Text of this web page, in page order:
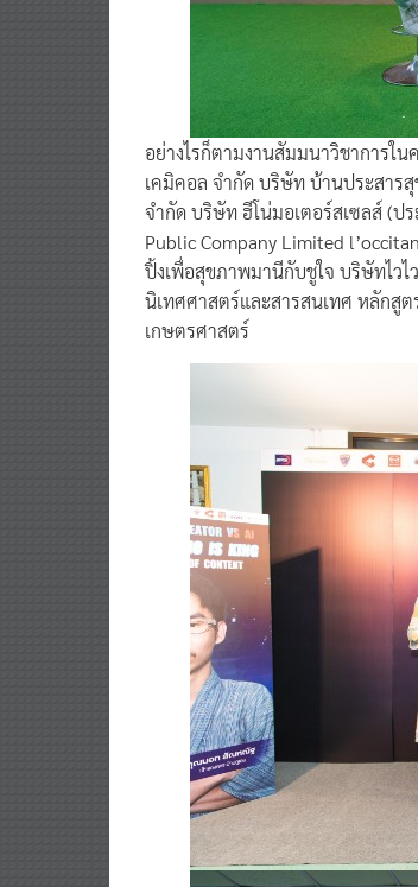
อย่างไรก็ตามงานสัมมนาวิชาการใ
เคมิคอล จำกัด บริษัท บ้านประสาร
จำกัด บริษัท ฮีโน่มอเตอร์สเซลส์ (ป
Public Company Limited
ปิ้งเพื่อสุขภาพมานีกับชูใจ บริษัทไวไ
นิเทศศาสตร์และสารสนเทศ หลัก
เกษตรศาสตร์